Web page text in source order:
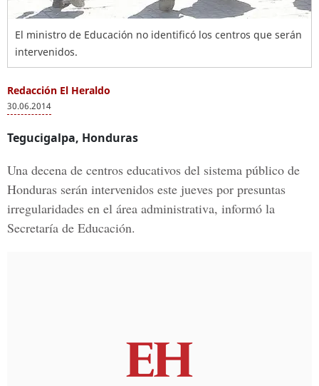
El ministro de Educación no identificó los centros que serán
intervenidos.
Redacción El Heraldo
30.06.2014
Tegucigalpa, Honduras
Una decena de centros educativos del sistema público de
Honduras serán intervenidos este jueves por presuntas
irregularidades en el área administrativa, informó la
Secretaría de Educación.